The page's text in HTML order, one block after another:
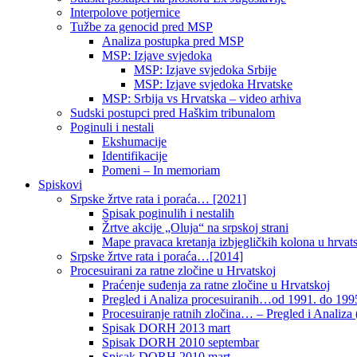
Interpolove potjernice
Tužbe za genocid pred MSP
Analiza postupka pred MSP
MSP: Izjave svjedoka
MSP: Izjave svjedoka Srbije
MSP: Izjave svjedoka Hrvatske
MSP: Srbija vs Hrvatska – video arhiva
Sudski postupci pred Haškim tribunalom
Poginuli i nestali
Ekshumacije
Identifikacije
Pomeni – In memoriam
Spiskovi
Srpske žrtve rata i poraća… [2021]
Spisak poginulih i nestalih
Žrtve akcije „Oluja“ na srpskoj strani
Mape pravaca kretanja izbjegličkih kolona u
Srpske žrtve rata i poraća…[2014]
Procesuirani za ratne zločine u Hrvatskoj
Praćenje suđenja za ratne zločine u Hrvatskoj
Pregled i Analiza procesuiranih…od 1991. do
Procesuiranje ratnih zločina… – Pregled i Analiza
Spisak DORH 2013 mart
Spisak DORH 2010 septembar